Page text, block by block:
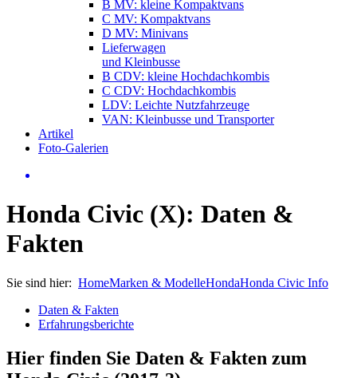
B MV: kleine Kompaktvans
C MV: Kompaktvans
D MV: Minivans
Lieferwagen
und Kleinbusse
B CDV: kleine Hochdachkombis
C CDV: Hochdachkombis
LDV: Leichte Nutzfahrzeuge
VAN: Kleinbusse und Transporter
Artikel
Foto-Galerien
Honda Civic (X): Daten &
Fakten
Sie sind hier: HomeMarken & ModelleHondaHonda Civic Info
Daten & Fakten
Erfahrungsberichte
Hier finden Sie Daten & Fakten zum